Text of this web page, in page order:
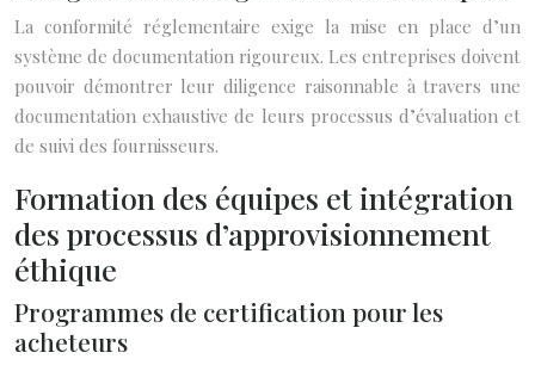
La conformité réglementaire exige la mise en place d’un
système de documentation rigoureux. Les entreprises doivent
pouvoir démontrer leur diligence raisonnable à travers une
documentation exhaustive de leurs processus d’évaluation et
de suivi des fournisseurs.
Formation des équipes et intégration
des processus d’approvisionnement
éthique
Programmes de certification pour les
acheteurs